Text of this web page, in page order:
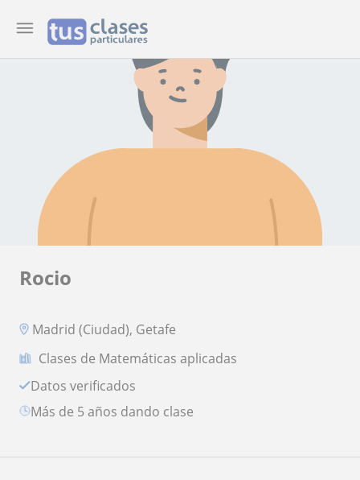
Rocio
Madrid (Ciudad), Getafe
Clases de Matemáticas aplicadas
Datos verificados
más de 5 años dando clase